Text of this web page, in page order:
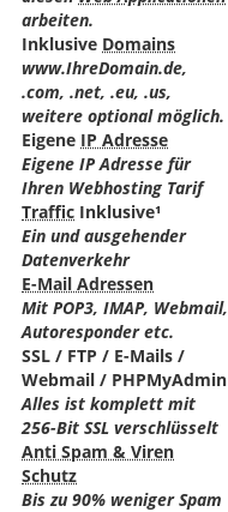
arbeiten.
Inklusive Domains
www.IhreDomain.de,
.com, .net, .eu, .us,
weitere optional möglich.
Eigene IP Adresse
Eigene IP Adresse für
Ihren Webhosting Tarif
Traffic Inklusive¹
Ein und ausgehender
Datenverkehr
E-Mail Adressen
Mit POP3, IMAP, Webmail,
Autoresponder etc.
SSL / FTP / E-Mails /
Webmail / PHPMyAdmin
Alles ist komplett mit
256-Bit SSL verschlüsselt
Anti Spam & Viren
Schutz
Bis zu 90% weniger Spam